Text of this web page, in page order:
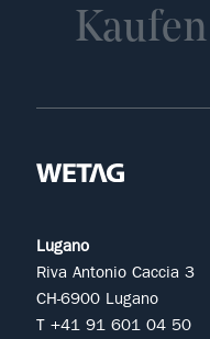
Kaufen
Lugano
Riva Antonio Caccia 3
CH-6900 Lugano
T +41 91 601 04 50